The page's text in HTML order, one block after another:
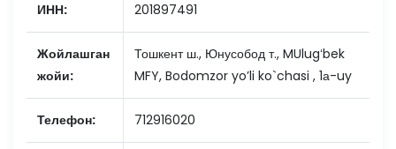
ИНН: 201897491
Жойлашган
жойи:
Тошкент ш., Юнусобод т., MUlugʻbek
MFY, Bodomzor yoʼli ko`chasi , 1а-uy
Телефон: 712916020